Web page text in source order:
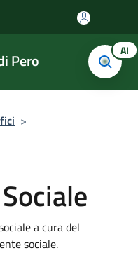
Pero AI
>
a cura del
sociale.